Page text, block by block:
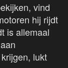
vind
hij rijdt
is allemaal
lukt